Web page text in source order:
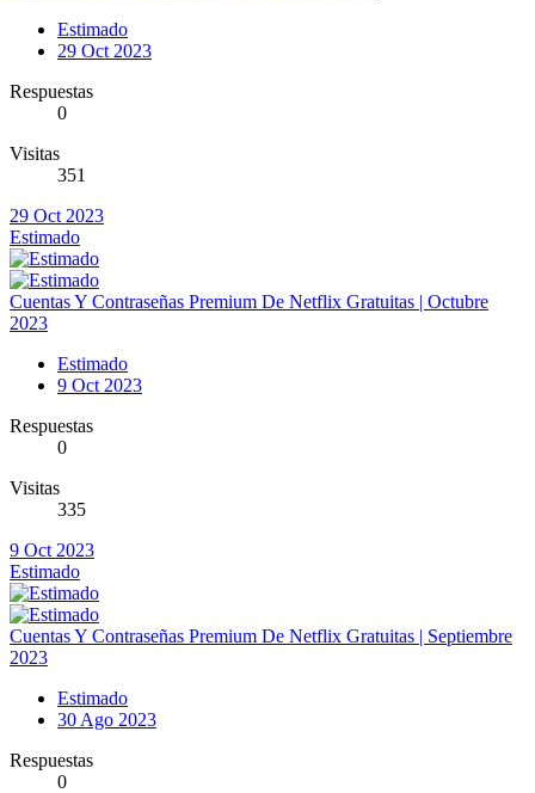
Estimado
29 Oct 2023
Respuestas
0
Visitas
351
29 Oct 2023
Estimado
Cuentas Y Contraseñas Premium De Netflix Gratuitas | Octubre
2023
Estimado
9 Oct 2023
Respuestas
0
Visitas
335
9 Oct 2023
Estimado
Cuentas Y Contraseñas Premium De Netflix Gratuitas | Septiembre
2023
Estimado
30 Ago 2023
Respuestas
0